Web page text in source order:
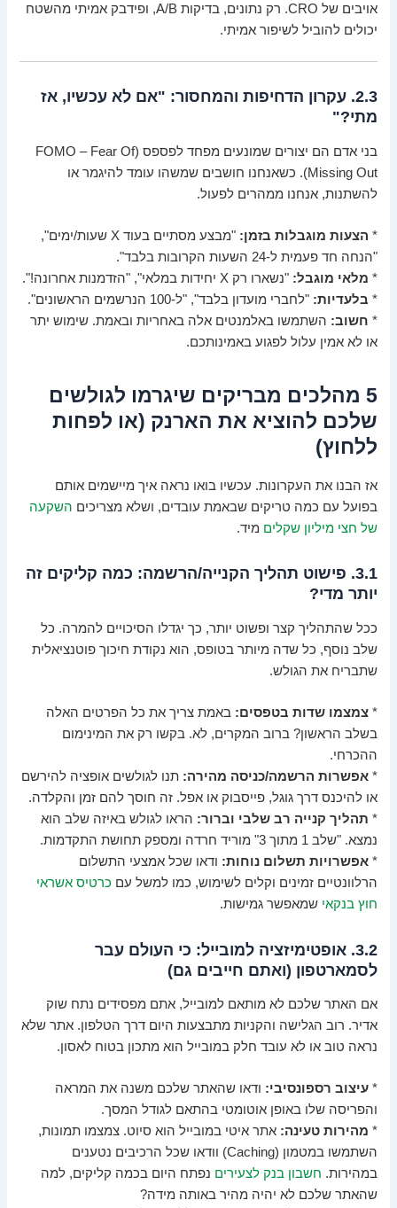
אויבים של CRO. רק נתונים, בדיקות A/B, ופידבק אמיתי מהשטח
יכולים להוביל לשיפור אמיתי.
2.3. עקרון הדחיפות והמחסור: "אם לא עכשיו, אז
מתי?"
בני אדם הם יצורים שמונעים מפחד לפספס (FOMO – Fear Of
Missing Out). כשאנחנו חושבים שמשהו עומד להיגמר או
להשתנות, אנחנו ממהרים לפעול.
* הצעות מוגבלות בזמן:
"מבצע מסתיים בעוד X שעות/ימים",
"הנחה חד פעמית ל-24 השעות הקרובות בלבד".
* מלאי מוגבל: "נשארו רק X יחידות במלאי", "הזדמנות אחרונה!".
* בלעדיות: "לחברי מועדון בלבד", "ל-100 הנרשמים הראשונים".
* חשוב: השתמשו באלמנטים אלה באחריות ובאמת. שימוש יתר
או לא אמין עלול לפגוע באמינותכם.
5 מהלכים מבריקים שיגרמו לגולשים
שלכם להוציא את הארנק (או לפחות
ללחוץ)
אז הבנו את העקרונות. עכשיו בואו נראה איך מיישמים אותם
בפועל עם כמה טריקים שבאמת עובדים, ושלא מצריכים השקעה
של חצי מיליון שקלים מיד.
3.1. פישוט תהליך הקנייה/הרשמה: כמה קליקים זה
יותר מדי?
ככל שהתהליך קצר ופשוט יותר, כך יגדלו הסיכויים להמרה. כל
שלב נוסף, כל שדה מיותר בטופס, הוא נקודת חיכוך פוטנציאלית
שתבריח את הגולש.
*צמצמו שדות בטפסים: באמת צריך את כל הפרטים האלה
בשלב הראשון? ברוב המקרים, לא. בקשו רק את המינימום
ההכרחי.
*אפשרות הרשמה/כניסה מהירה: תנו לגולשים אופציה להירשם
או להיכנס דרך גוגל, פייסבוק או אפל. זה חוסך להם זמן והקלדה.
* תהליך קנייה רב שלבי וברור: הראו לגולש באיזה שלב הוא
נמצא. "שלב 1 מתוך 3" מוריד חרדה ומספק תחושת התקדמות.
*אפשרויות תשלום נוחות: ודאו שכל אמצעי התשלום
הרלוונטיים זמינים וקלים לשימוש, כמו למשל עם כרטיס אשראי
חוץ בנקאי שמאפשר גמישות.
3.2. אופטימיזציה למובייל: כי העולם עבר
לסמארטפון (ואתם חייבים גם)
אם האתר שלכם לא מותאם למובייל, אתם מפסידים נתח שוק
אדיר. רוב הגלישה והקניות מתבצעות היום דרך הטלפון. אתר שלא
נראה טוב או לא עובד חלק במובייל הוא מתכון בטוח לאסון.
*עיצוב רספונסיבי: ודאו שהאתר שלכם משנה את המראה
והפריסה שלו באופן אוטומטי בהתאם לגודל המסך.
* מהירות טעינה: אתר איטי במובייל הוא סיוט. צמצמו תמונות,
השתמשו במטמון (Caching) וודאו שכל הרכיבים נטענים
במהירות. חשבון בנק לצעירים נפתח היום בכמה קליקים, למה
שהאתר שלכם לא יהיה מהיר באותה מידה?